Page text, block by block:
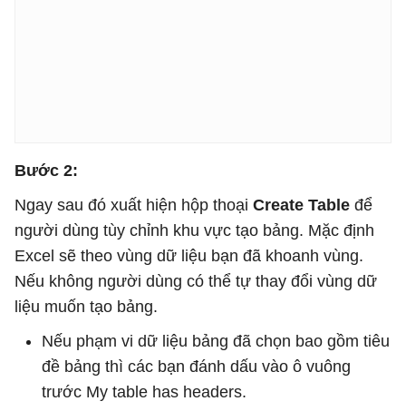
Bước 2:
Ngay sau đó xuất hiện hộp thoại Create Table để
người dùng tùy chỉnh khu vực tạo bảng. Mặc định
Excel sẽ theo vùng dữ liệu bạn đã khoanh vùng.
Nếu không người dùng có thể tự thay đổi vùng dữ
liệu muốn tạo bảng.
Nếu phạm vi dữ liệu bảng đã chọn bao gồm tiêu
đề bảng thì các bạn đánh dấu vào ô vuông
trước My table has headers.